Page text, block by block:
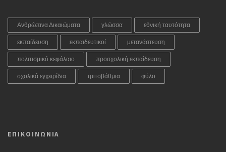
Ανθρώπινα Δικαιώματα γλώσσα εθνική ταυτότητα
εκπαίδευση εκπαιδευτικοί μετανάστευση
πολιτισμικό κεφάλαιο προσχολική εκπαίδευση
σχολικά εγχειρίδια τριτοβάθμια φύλο
ΕΠΙΚΟΙΝΩΝΙΑ